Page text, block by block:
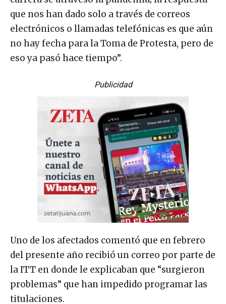
que nos han dado solo a través de correos
electrónicos o llamadas telefónicas es que aún
no hay fecha para la Toma de Protesta, pero de
eso ya pasó hace tiempo”.
Publicidad
Uno de los afectados comentó que en febrero
del presente año recibió un correo por parte de
la ITT en donde le explicaban que “surgieron
problemas” que han impedido programar las
titulaciones.